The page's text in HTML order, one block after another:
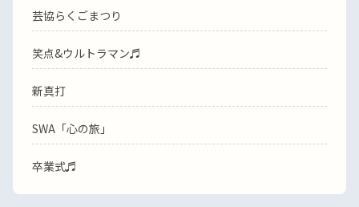
芸協らくごまつり
笑点&ウルトラマン♬
新真打
SWA「心の旅」
卒業式♬